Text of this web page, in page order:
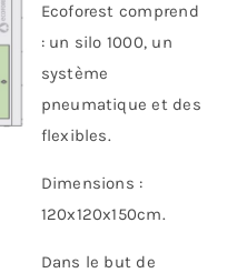
Ecoforest comprend
: un silo 1000, un
système
pneumatique et des
flexibles.
Dimensions :
120x120x150cm.
Dans le but de